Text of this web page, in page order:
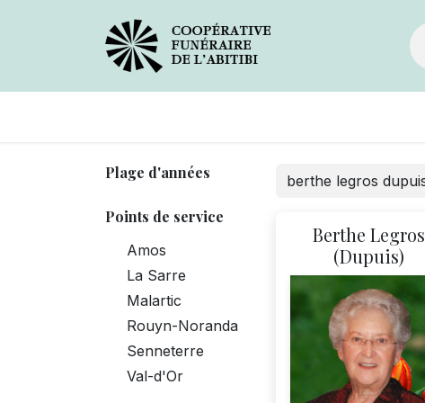
Plage d'années
Points de service
Amos
La Sarre
Malartic
Rouyn-Noranda
Senneterre
Val-d'Or
Berthe Legros
(Dupuis)